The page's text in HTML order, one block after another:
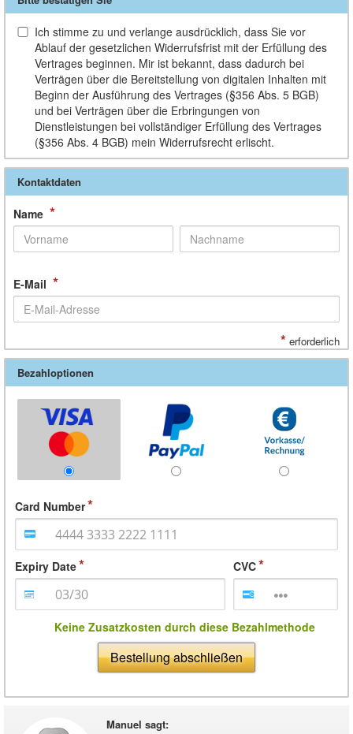
Ich stimme zu und verlange ausdrücklich, dass Sie vor
Ablauf der gesetzlichen Widerrufsfrist mit der Erfüllung des
Vertrages beginnen. Mir ist bekannt, dass dadurch bei
Verträgen über die Bereitstellung von digitalen Inhalten mit
Beginn der Ausführung des Vertrages (§356 Abs. 5 BGB)
und bei Verträgen über die Erbringungen von
Dienstleistungen bei vollständiger Erfüllung des Vertrages
(§356 Abs. 4 BGB) mein Widerrufsrecht erlischt.
Kontaktdaten
Name *
E-Mail *
* erforderlich
Bezahloptionen
Card Number
Expiry Date CVC
Keine Zusatzkosten durch diese Bezahlmethode
Bestellung abschließen
Manuel sagt: